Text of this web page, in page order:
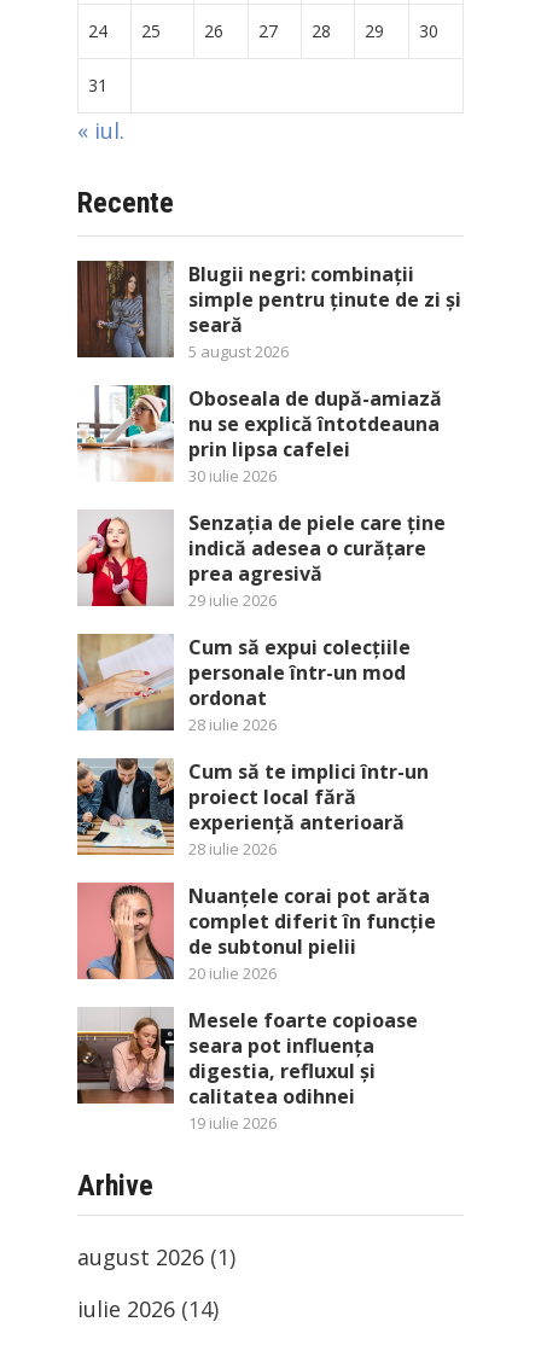
24 25 26 27 28 29 30
31
« iul.
Recente
Blugii negri: combinații
simple pentru ținute de zi și
seară
5 august 2026
Oboseala de după-amiază
nu se explică întotdeauna
prin lipsa cafelei
30 iulie 2026
Senzația de piele care ține
indică adesea o curățare
prea agresivă
29 iulie 2026
Cum să expui colecțiile
personale într-un mod
ordonat
28 iulie 2026
Cum să te implici într-un
proiect local fără
experiență anterioară
28 iulie 2026
Nuanțele corai pot arăta
complet diferit în funcție
de subtonul pielii
20 iulie 2026
Mesele foarte copioase
seara pot influența
digestia, refluxul și
calitatea odihnei
19 iulie 2026
Arhive
august 2026 (1)
iulie 2026 (14)